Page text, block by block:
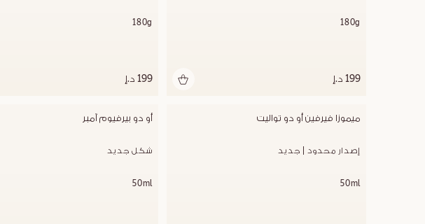
180g
199 د.إ
180g
199 د.إ
ميموزا فيرفين أو دو تواليت
إصدار محدود | جديد
50ml
أو دو بيرفيوم آمبر
شكل جديد
50ml